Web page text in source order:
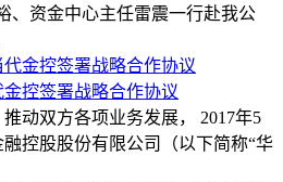
、资金中心主任雷震一行赴我公
控签署战略合作协议
动双方各项业务发展， 2017年5
控股股份有限公司（以下简称“华